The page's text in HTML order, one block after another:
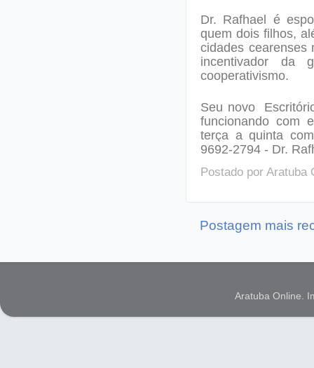
Dr. Rafhael é
quem dois filhos,
cidades cearenses
incentivador da
cooperativismo.
Seu novo
funcionando com
terça a quinta
9692-2794 - Dr.
Postado por Aratuba
Postagem mais
Aratuba Online.